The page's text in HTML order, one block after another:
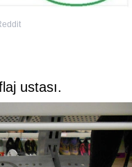
ustası.